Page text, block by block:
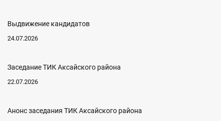
Выдвижение кандидатов
24.07.2026
Заседание ТИК Аксайского района
22.07.2026
Анонс заседания ТИК Аксайского района